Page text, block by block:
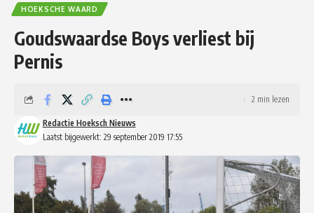
HOEKSCHE WAARD
Goudswaardse Boys verliest bij
Pernis
Laatst bijgewerkt: 29 september 2019 17:55
Redactie Hoeksch Nieuws
2 min lezen